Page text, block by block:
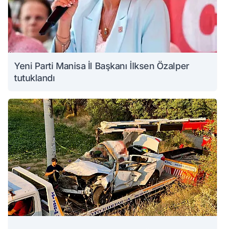
Yeni Parti Manisa İl Başkanı İlksen Özalper
tutuklandı